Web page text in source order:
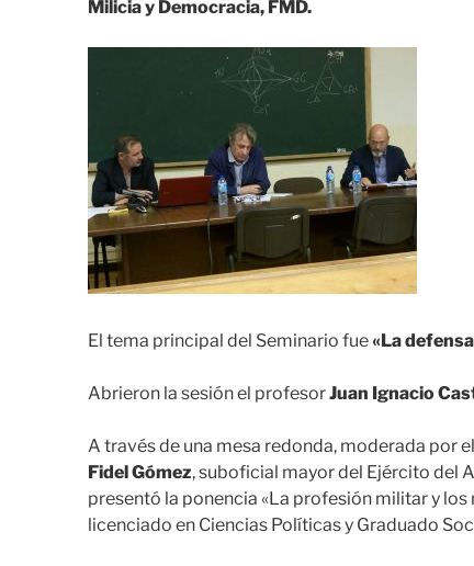
Milicia y Democracia, FMD.
El tema principal del Seminario fue «La
Abrieron la sesión el profesorJuan Ignacio
A través de una mesa redonda, moderada por
Fidel Gómez, suboficial mayor del Ejército del
presentó la ponencia «La profesión militar y los
licenciado en Ciencias Políticas y Graduado